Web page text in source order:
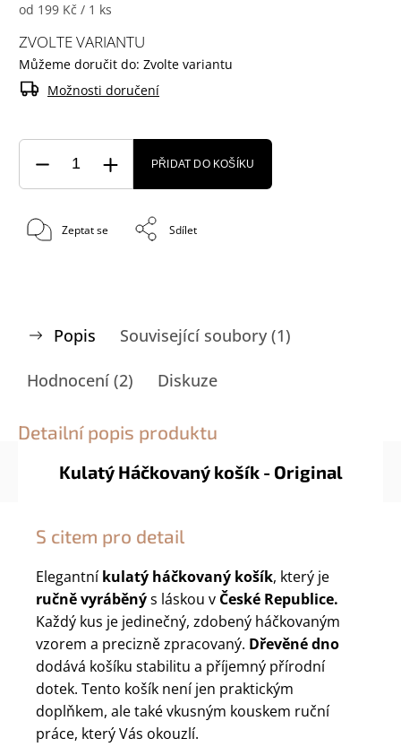
od 199 Kč / 1 ks
ZVOLTE VARIANTU
Můžeme doručit do: Zvolte variantu
Možnosti doručení
PŘIDAT DO KOŠÍKU
Zeptat se Sdílet
Popis Související soubory (1)
Hodnocení (2) Diskuze
Detailní popis produktu
Kulatý Háčkovaný košík - Original
S citem pro detail
Elegantníkulatý háčkovaný košík, který je
ručně vyráběnýs láskou v České Republice.
Každý kus je jedinečný, zdobený háčkovaným
vzorem a precizně zpracovaný. Dřevěné dno
dodává košíku stabilitu a příjemný přírodní
dotek. Tento košík není jen praktickým
doplňkem, ale také vkusným kouskem ruční
práce, který Vás okouzlí.